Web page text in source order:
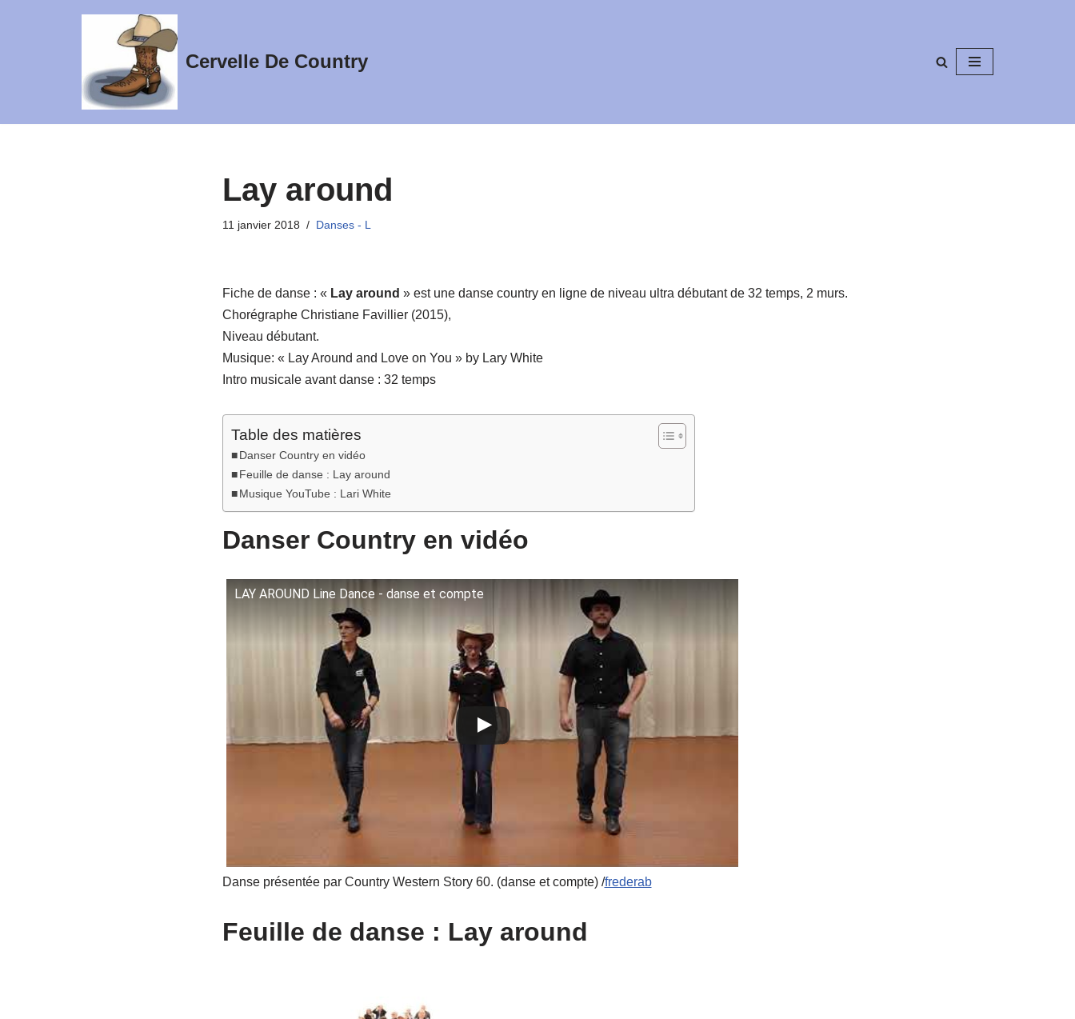
Cervelle De Country
Lay around
11 janvier 2018 Danses - L
Fiche de danse : « Lay around » est une danse country en ligne de niveau ultra débutant de 32 temps, 2 murs.
Chorégraphe Christiane Favillier (2015),
Niveau débutant.
Musique: « Lay Around and Love on You » by Lary White
Intro musicale avant danse : 32 temps
Table des matières
Danser Country en vidéo
Feuille de danse : Lay around
Musique YouTube : Lari White
Danser Country en vidéo
LAY AROUND Line Dance - danse et compte
Danse présentée par Country Western Story 60. (danse et compte) /frederab
Feuille de danse : Lay around